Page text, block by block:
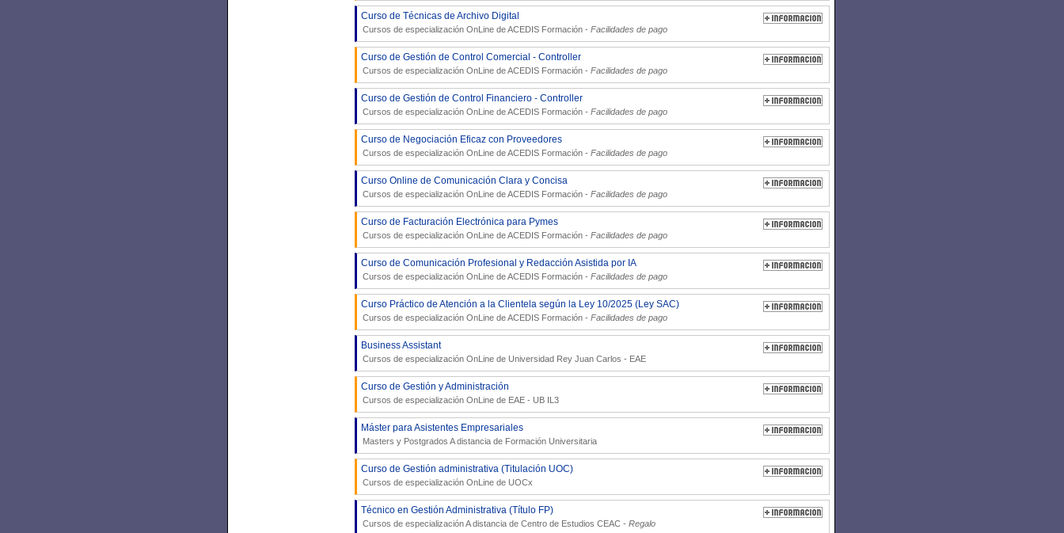
Curso de Técnicas de Archivo Digital
Cursos de especialización OnLine deACEDIS Formación - Facilidades de pago
Curso de Gestión de Control Comercial - Controller
Cursos de especialización OnLine deACEDIS Formación - Facilidades de pago
Curso de Gestión de Control Financiero - Controller
Cursos de especialización OnLine deACEDIS Formación - Facilidades de pago
Curso de Negociación Eficaz con Proveedores
Cursos de especialización OnLine deACEDIS Formación - Facilidades de pago
Curso Online de Comunicación Clara y Concisa
Cursos de especialización OnLine deACEDIS Formación - Facilidades de pago
Curso de Facturación Electrónica para Pymes
Cursos de especialización OnLine deACEDIS Formación - Facilidades de pago
Curso de Comunicación Profesional y Redacción Asistida por IA
Cursos de especialización OnLine deACEDIS Formación - Facilidades de pago
Curso Práctico de Atención a la Clientela según la Ley 10/2025 (Ley SAC)
Cursos de especialización OnLine deACEDIS Formación - Facilidades de pago
Business Assistant
Cursos de especialización OnLine de Universidad Rey Juan Carlos - EAE
Curso de Gestión y Administración
Cursos de especialización OnLine de EAE - UB IL3
Máster para Asistentes Empresariales
Masters y Postgrados A distancia de Formación Universitaria
Curso de Gestión administrativa (Titulación UOC)
Cursos de especialización OnLine de UOCx
Técnico en Gestión Administrativa (Título FP)
Cursos de especialización A distancia de Centro de Estudios CEAC - Regalo